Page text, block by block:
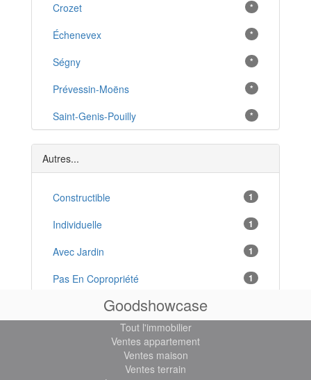
Crozet *
Échenevex *
Ségny *
Prévessin-Moëns *
Saint-Genis-Pouilly *
Sergy *
Cessy *
Ornex *
Versonnex *
Gex *
Ferney-Voltaire *
Autres...
Constructible 1
Individuelle 1
Avec Jardin 1
Pas En Copropriété 1
Goodshowcase
Tout l'immobilier
Ventes appartement
Ventes maison
Ventes terrain